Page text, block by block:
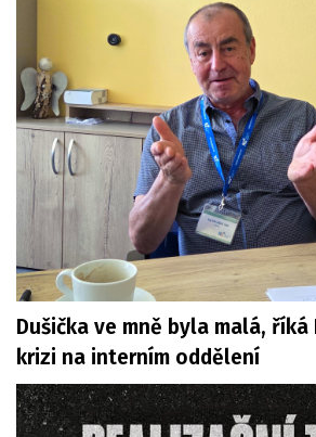
Dušička ve mně byla malá, říká
krizi na interním oddělení